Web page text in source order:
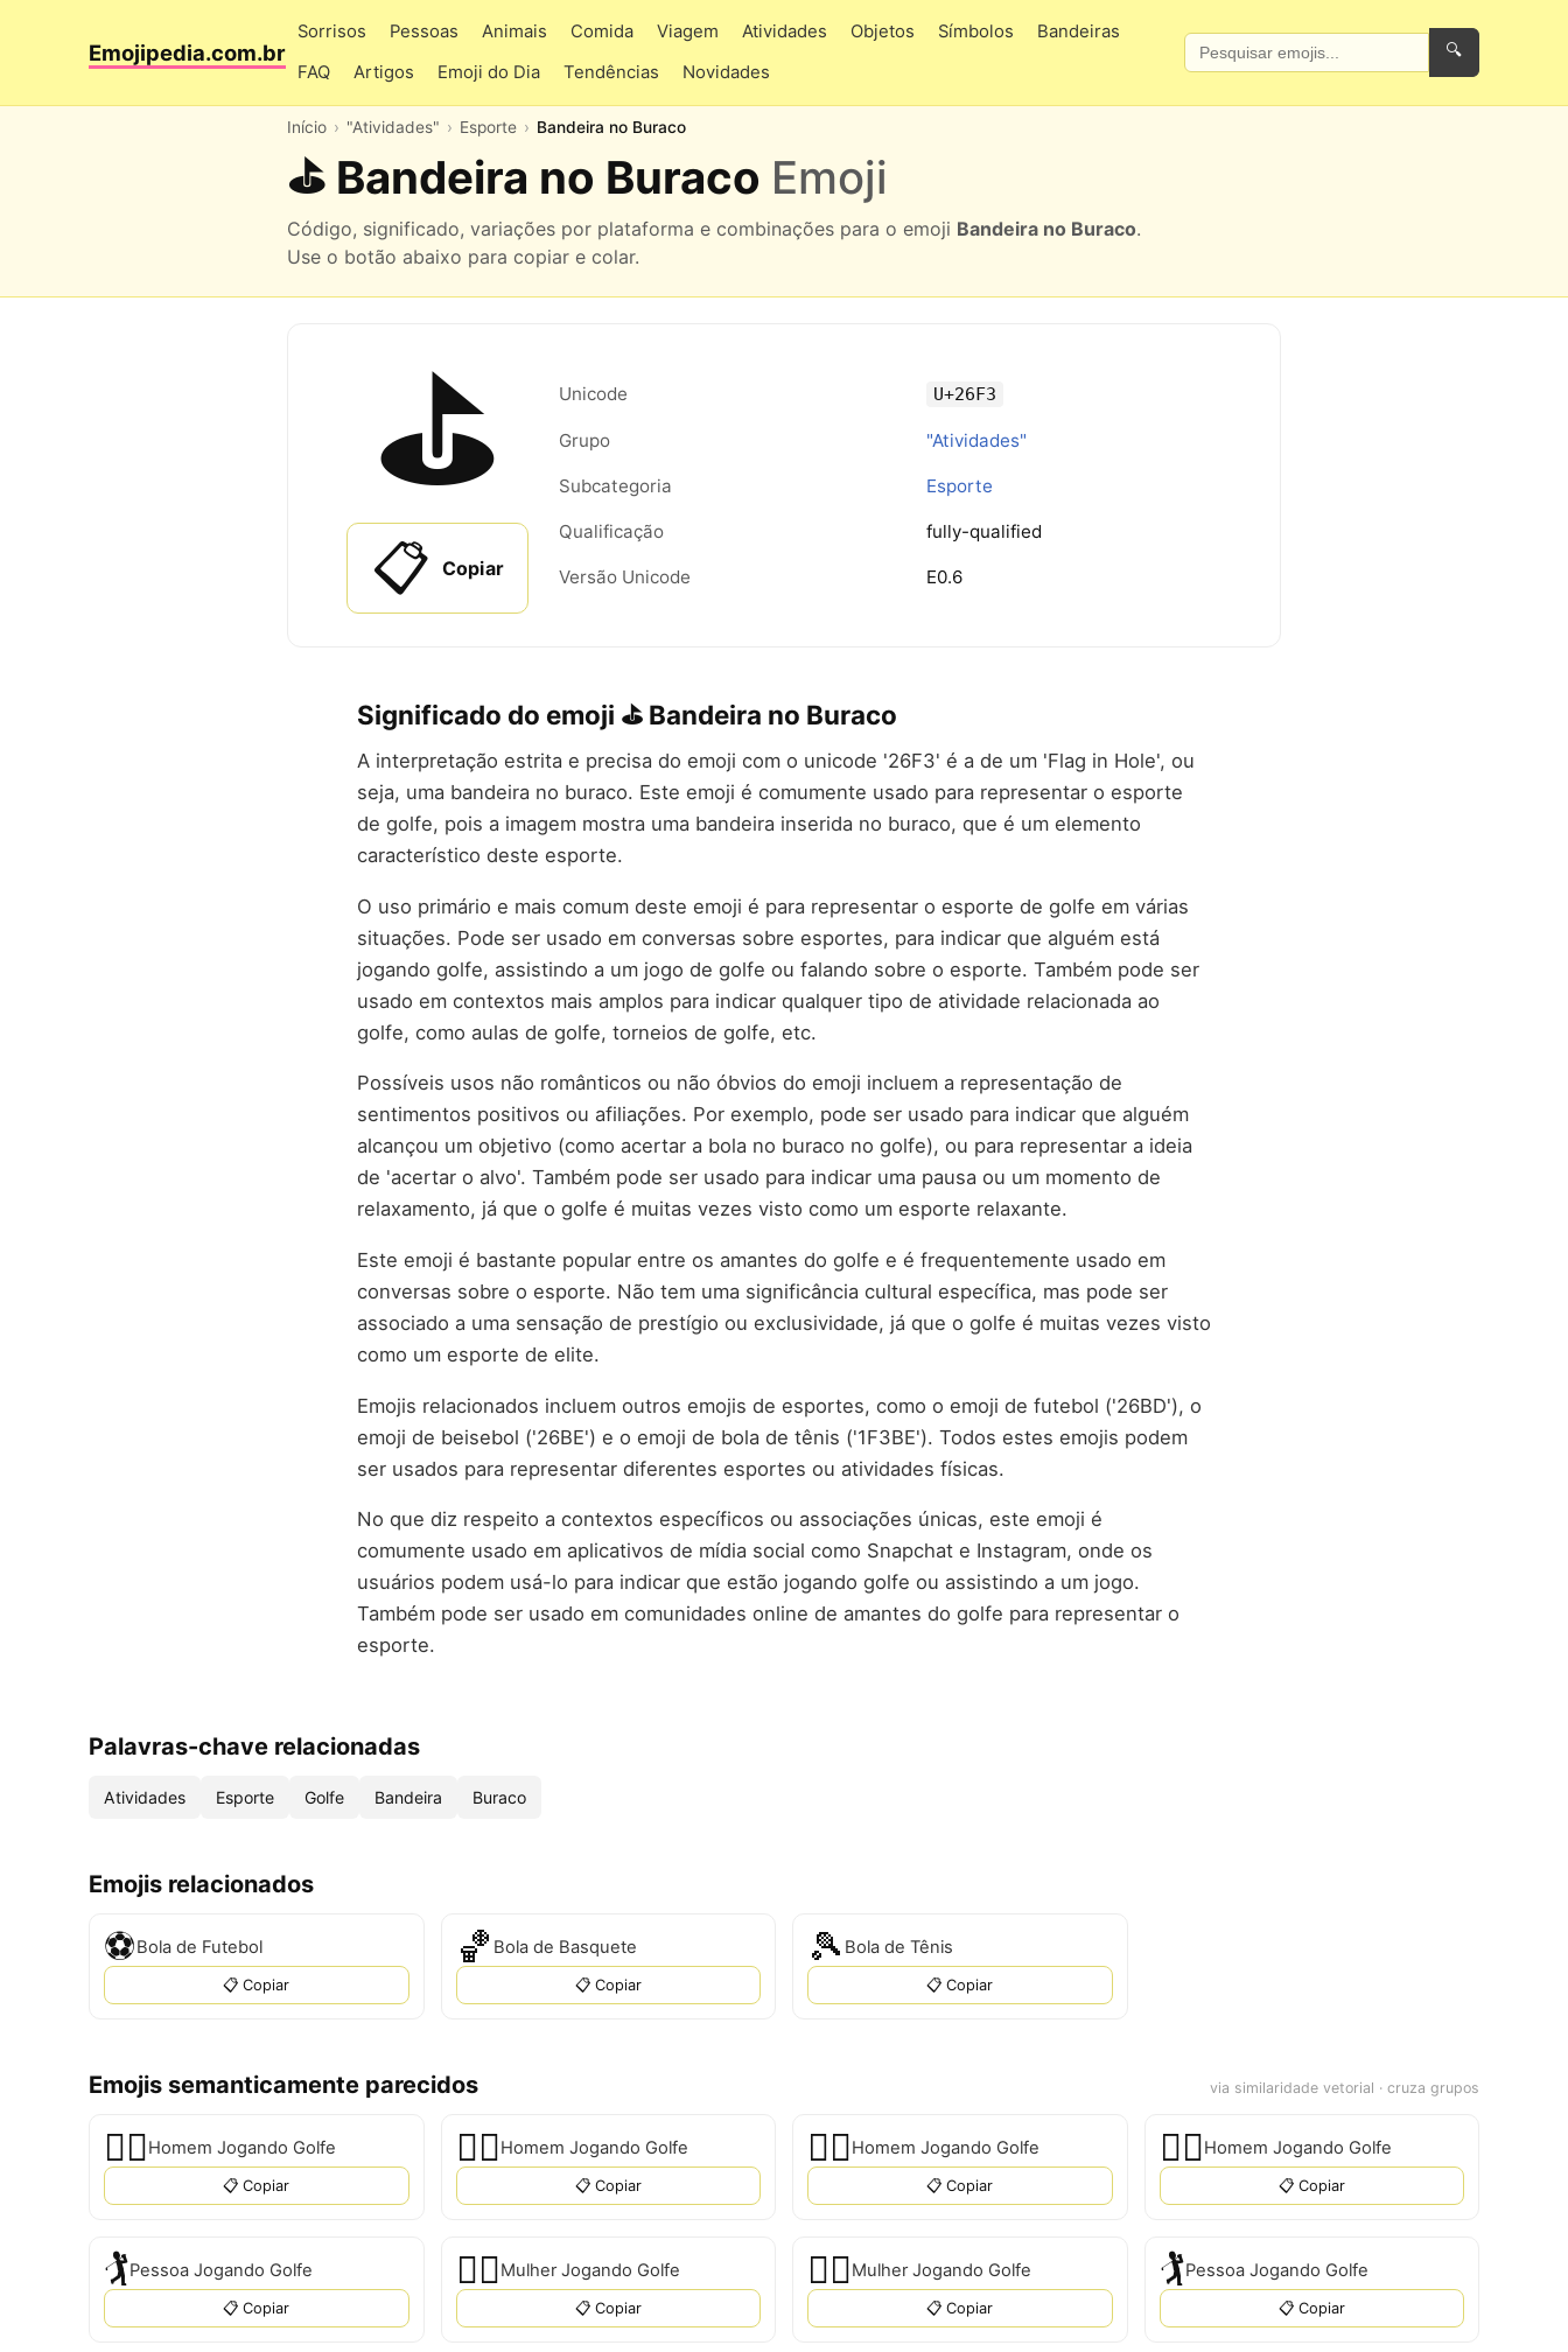
Emojipedia.com.br
Sorrisos Pessoas Animais Comida Viagem Atividades Objetos Símbolos
Bandeiras
FAQ
Artigos Emoji do Dia Tendências Novidades
🔍
Início "Atividades" Esporte Bandeira no Buraco
⛳ Bandeira no Buraco Emoji
Código, significado, variações por plataforma e combinações para o emoji Bandeira no Buraco.
Use o botão abaixo para copiar e colar.
⛳
📋 Copiar
Unicode U+26F3
Grupo "Atividades"
Subcategoria Esporte
Qualificação fully-qualified
Versão Unicode E0.6
Significado do emoji ⛳ Bandeira no Buraco
A interpretação estrita e precisa do emoji com o unicode '26F3' é a de um 'Flag in Hole', ou
seja, uma bandeira no buraco. Este emoji é comumente usado para representar o esporte
de golfe, pois a imagem mostra uma bandeira inserida no buraco, que é um elemento
característico deste esporte.
O uso primário e mais comum deste emoji é para representar o esporte de golfe em várias
situações. Pode ser usado em conversas sobre esportes, para indicar que alguém está
jogando golfe, assistindo a um jogo de golfe ou falando sobre o esporte. Também pode ser
usado em contextos mais amplos para indicar qualquer tipo de atividade relacionada ao
golfe, como aulas de golfe, torneios de golfe, etc.
Possíveis usos não românticos ou não óbvios do emoji incluem a representação de
sentimentos positivos ou afiliações. Por exemplo, pode ser usado para indicar que alguém
alcançou um objetivo (como acertar a bola no buraco no golfe), ou para representar a ideia
de 'acertar o alvo'. Também pode ser usado para indicar uma pausa ou um momento de
relaxamento, já que o golfe é muitas vezes visto como um esporte relaxante.
Este emoji é bastante popular entre os amantes do golfe e é frequentemente usado em
conversas sobre o esporte. Não tem uma significância cultural específica, mas pode ser
associado a uma sensação de prestígio ou exclusividade, já que o golfe é muitas vezes visto
como um esporte de elite.
Emojis relacionados incluem outros emojis de esportes, como o emoji de futebol ('26BD'), o
emoji de beisebol ('26BE') e o emoji de bola de tênis ('1F3BE'). Todos estes emojis podem
ser usados para representar diferentes esportes ou atividades físicas.
No que diz respeito a contextos específicos ou associações únicas, este emoji é
comumente usado em aplicativos de mídia social como Snapchat e Instagram, onde os
usuários podem usá-lo para indicar que estão jogando golfe ou assistindo a um jogo.
Também pode ser usado em comunidades online de amantes do golfe para representar o
esporte.
Palavras-chave relacionadas
Atividades Esporte Golfe Bandeira Buraco
Emojis relacionados
⚽Bola de Futebol
📋 Copiar
🏀 Bola de Basquete
📋 Copiar
🎾 Bola de Tênis
📋 Copiar
Emojis semanticamente parecidos via similaridade vetorial · cruza grupos
🏌️‍♂Homem Jogando Golfe
📋 Copiar
🏌‍♂️Homem Jogando Golfe
📋 Copiar
🏌️‍♂️Homem Jogando Golfe
📋 Copiar
🏌‍♂Homem Jogando Golfe
📋 Copiar
🏌Pessoa Jogando Golfe
📋 Copiar
🏌‍♀Mulher Jogando Golfe
📋 Copiar
🏌️‍♀Mulher Jogando Golfe
📋 Copiar
🏌️Pessoa Jogando Golfe
📋 Copiar